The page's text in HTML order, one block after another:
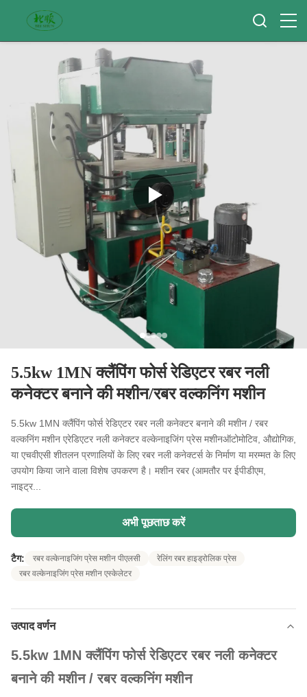
5.5kw 1MN क्लैंपिंग फोर्स रेडिएटर रबर नली
कनेक्टर बनाने की मशीन/रबर वल्कनिंग मशीन
5.5kw 1MN क्लैंपिंग फोर्स रेडिएटर रबर नली कनेक्टर बनाने की मशीन / रबर
वल्कनिंग मशीन एरेडिएटर नली कनेक्टर वल्केनाइजिंग प्रेस मशीनऑटोमोटिव, औद्योगिक,
या एचवीएसी शीतलन प्रणालियों के लिए रबर नली कनेक्टर्स के निर्माण या मरम्मत के लिए
उपयोग किया जाने वाला विशेष उपकरण है। मशीन रबर (आमतौर पर ईपीडीएम,
नाइट्र...
अभी पूछताछ करें
टैग: रबर वल्केनाइजिंग प्रेस मशीन पीएलसी
रेलिंग रबर हाइड्रोलिक प्रेस
रबर वल्केनाइजिंग प्रेस मशीन एस्केलेटर
उत्पाद वर्णन
5.5kw 1MN क्लैंपिंग फोर्स रेडिएटर रबर नली कनेक्टर
बनाने की मशीन / रबर वल्कनिंग मशीन